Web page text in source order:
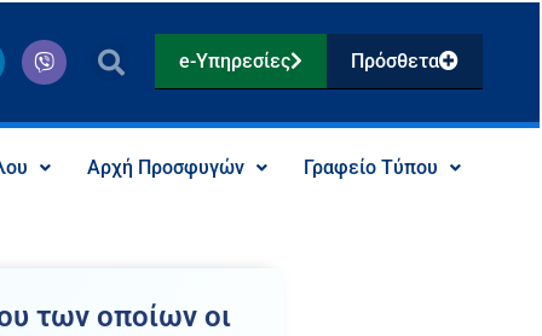
V
i
b
r
e-Υπηρεσίες Πρόσθετα
Αρχή Προσφυγών Γραφείο Τύπου
των οποίων οι